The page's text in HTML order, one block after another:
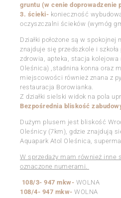
gruntu (w cenie doprowadzenie
3. ścieki- konieczność
oczyszczalni ścieków (wymóg
Działki położone są w
znajduje się przedszkole i
zdrowia, apteka, stacja kolejowa
Oleśnica) ,stadnina konna oraz
miejscowości również znana z
restauracja Borowianka.
Z działki sielski widok na pola
Bezpośrednia bliskość
Dużym plusem jest bliskość
Oleśnicy (7km), gdzie znajdują
Aquapark Atol Oleśnica,
W sprzedaży mam również inne
oznaczone numerami.
108/3- 947 mkw- WOLNA
108/4- 947 mkw- WOLNA